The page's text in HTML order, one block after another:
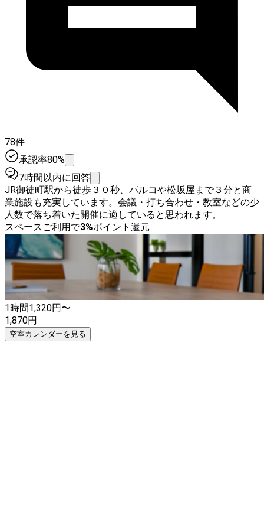
78件
承認率80%
7時間以内に回答
JR御徒町駅から徒歩３０秒、パルコや松坂屋まで３分と商
業施設も充実しています。会議・打ち合わせ・教室などの少
人数で落ち着いた開催に適していると思われます。
スペースご利用で3%ポイント還元
1時間1,320円〜
1,870円
空室カレンダーを見る